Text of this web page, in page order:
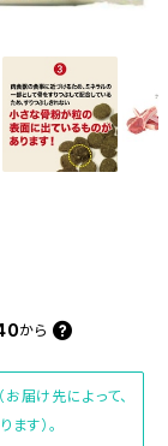
から
届け先によって、
す）。